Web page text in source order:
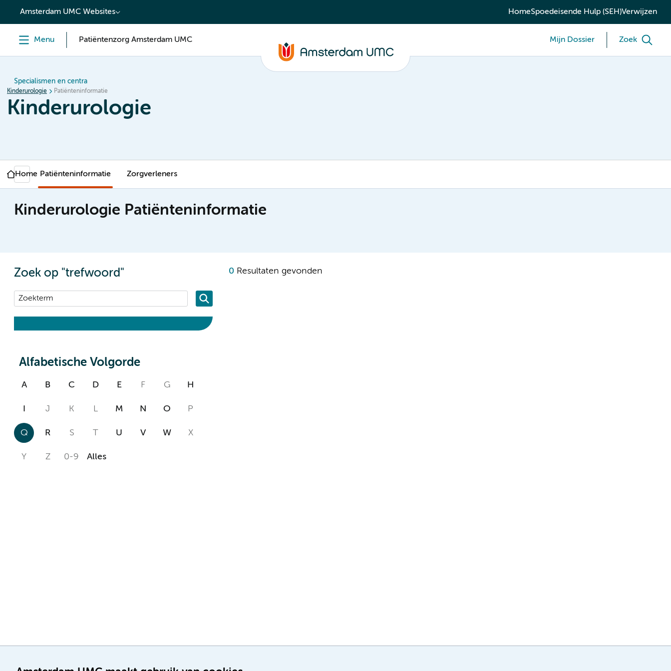
content
Amsterdam UMC Websites HomeSpoedeisende Hulp (SEH)Verwijzen
Menu Patiëntenzorg Amsterdam UMC Mijn Dossier Zoek
Specialismen en centra
Kinderurologie Patiënteninformatie
Kinderurologie
Home Patiënteninformatie Zorgverleners
Kinderurologie Patiënteninformatie
Zoek op "trefwoord"
Alfabetische Volgorde
A B C D E F G H
J K L M N O P
Q R S T U V W X
Y Z 0-9 Alles
0 Resultaten gevonden